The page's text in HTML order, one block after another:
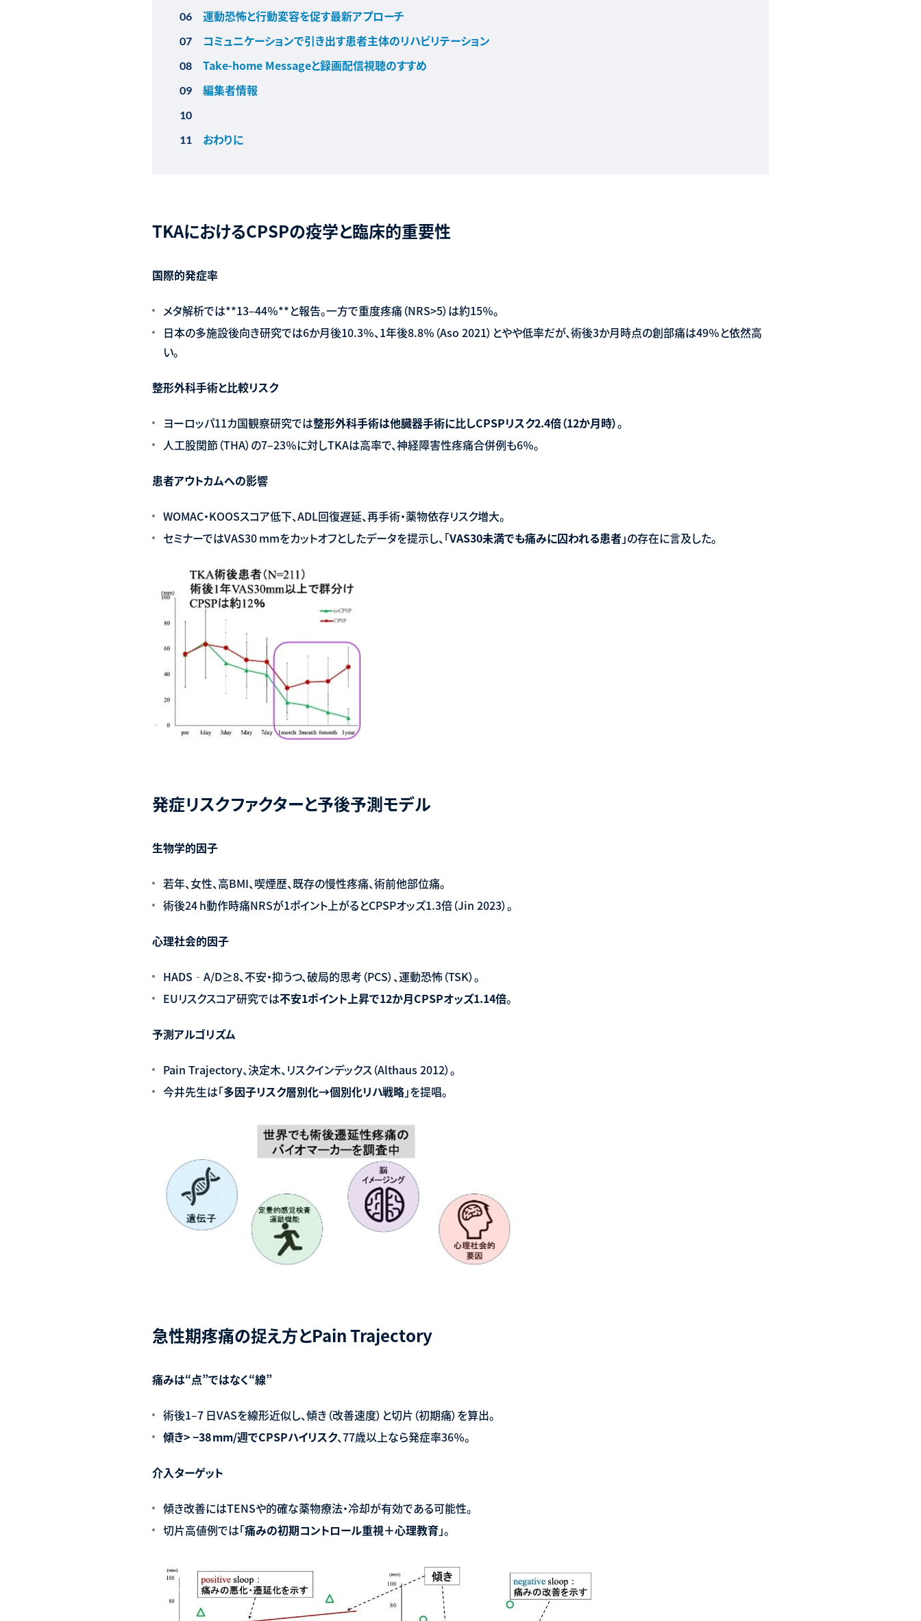
運動恐怖と行動変容を促す最新アプローチ
コミュニケーションで引き出す患者主体のリハビリテーション
Take‑home Messageと録画配信視聴のすすめ
編集者情報
おわりに
TKAにおけるCPSPの疫学と臨床的重要性
国際的発症率
メタ解析では**13–44％**と報告。一方で重度疼痛（NRS>5）は約15％。
日本の多施設後向き研究では6か月後10.3％、1年後8.8％（Aso 2021）とやや低率だが、術後3か月時点の創部痛は49％と依然高
い。
整形外科手術と比較リスク
ヨーロッパ11カ国観察研究では整形外科手術は他臓器手術に比しCPSPリスク2.4倍（12か月時）。
人工股関節（THA）の7–23％に対しTKAは高率で、神経障害性疼痛合併例も6％。
患者アウトカムへの影響
WOMAC・KOOSスコア低下、ADL回復遅延、再手術・薬物依存リスク増大。
セミナーではVAS30 mmをカットオフとしたデータを提示し、「VAS30未満でも痛みに囚われる患者」の存在に言及した。
発症リスクファクターと予後予測モデル
生物学的因子
若年、女性、高BMI、喫煙歴、既存の慢性疼痛、術前他部位痛。
術後24 h動作時痛NRSが1ポイント上がるとCPSPオッズ1.3倍（Jin 2023）。
心理社会的因子
HADS‐A/D≥8、不安・抑うつ、破局的思考（PCS）、運動恐怖（TSK）。
EUリスクスコア研究では不安1ポイント上昇で12か月CPSPオッズ1.14倍。
予測アルゴリズム
Pain Trajectory、決定木、リスクインデックス（Althaus 2012）。
今井先生は「多因子リスク層別化→個別化リハ戦略」を提唱。
急性期疼痛の捉え方とPain Trajectory
痛みは“点”ではなく“線”
術後1–7 日VASを線形近似し、傾き（改善速度）と切片（初期痛）を算出。
傾き> −38mm/週でCPSPハイリスク、77歳以上なら発症率36％。
介入ターゲット
傾き改善にはTENSや的確な薬物療法・冷却が有効である可能性。
切片高値例では「痛みの初期コントロール重視＋心理教育 」。